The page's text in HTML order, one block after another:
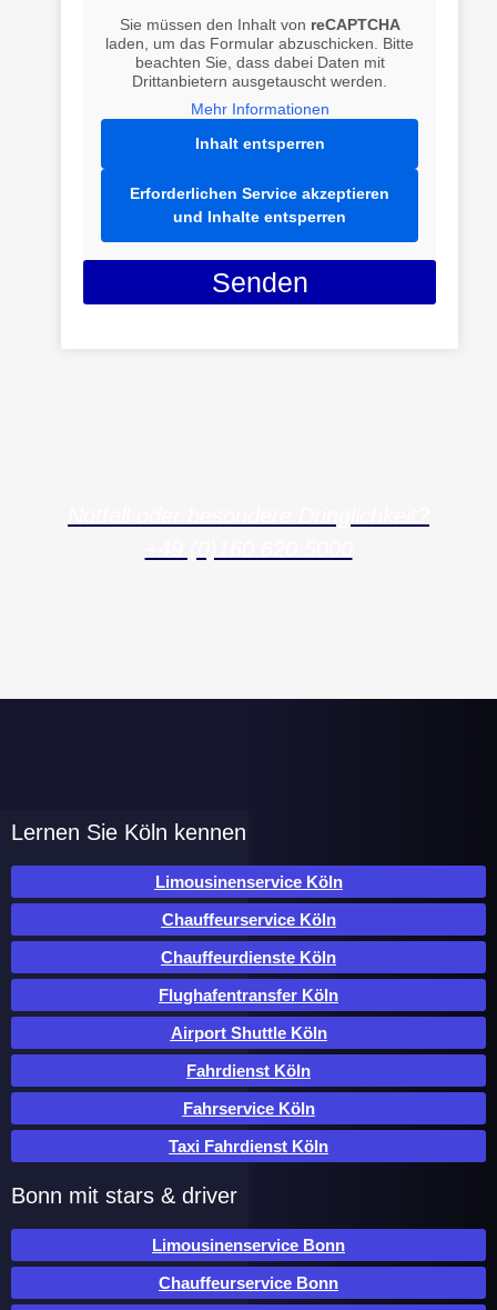
Sie müssen den Inhalt von reCAPTCHA
laden, um das Formular abzuschicken. Bitte
beachten Sie, dass dabei Daten mit
Drittanbietern ausgetauscht werden.
Mehr Informationen
Inhalt entsperren
Erforderlichen Service akzeptieren
und Inhalte entsperren
Senden
Lernen Sie Köln kennen
Limousinenservice Köln
Chauffeurservice Köln
Chauffeurdienste Köln
Flughafentransfer Köln
Airport Shuttle Köln
Fahrdienst Köln
Fahrservice Köln
Taxi Fahrdienst Köln
Bonn mit stars & driver
Limousinenservice Bonn
Chauffeurservice Bonn